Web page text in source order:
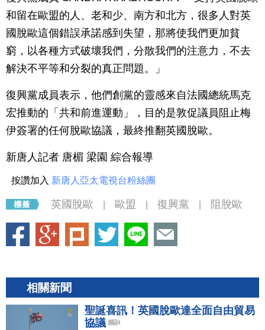
和留在歐盟的人、老和少、南方和北方，很多人對英
國脫歐這個錯誤承諾感到失望，那將使我們更加貧
窮，以各種方式破壞我們，分散我們的注意力，不去
解決不平等和分裂的真正問題。」
復興黨成員表示，他們創黨的靈感來自法國總統馬克
宏推動的「共和前進運動」，目的是敦促議員阻止梅
伊簽署的任何脫歐協議，最終推翻英國脫歐。
新唐人記者 唐楣 梁園 綜合報導
按讚加入 新唐人亞太電視台粉絲團
英國脫歐 歐盟 復興黨 阻脫歐
相關新聞
聖誕喜訊！英國脫歐達全面自由貿易
協議